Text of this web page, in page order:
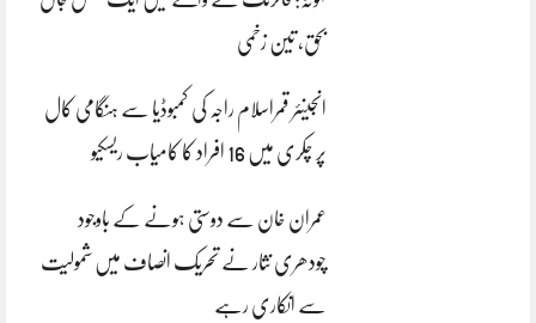
بحق، تین زخمی
انجینئر قمراسلام راجہ کی کمبوڈیا سے ہنگامی کال
پر چکری میں 16 افراد کا کامیاب ریسکیو
عمران خان سے دوستی ہونے کے باوجود
چودھری نثار نے تحریک انصاف میں شمولیت
سے انکاری رہے